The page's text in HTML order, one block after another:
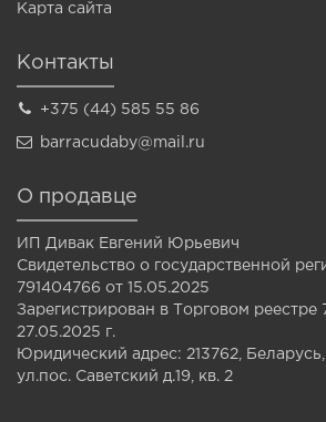
Карта сайта
Контакты
+375 (44) 585 55 86
barracudaby@mail.ru
О продавце
ИП Дивак Евгений Юрьевич
Свидетельство о государственной
791404766 от 15.05.2025
Зарегистрирован в Торговом реестре
27.05.2025 г.
Юридический адрес: 213762,
ул.пос. Саветский д.19, кв. 2